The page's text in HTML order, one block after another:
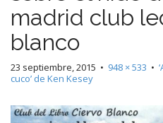
madrid club
blanco
23 septiembre, 2015 • 948 × 533 •
cuco’ de Ken Kesey